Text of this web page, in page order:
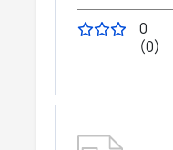
үнэлээд үзэхэд 31.5% байна. Настанд эрсдэлтэй
үрэвслийн эсрэг дааврын
мэдрэлийн
байна. 4. Настанд эрсдэлтэй эмийн хэрэлээний шалгуурт
буй настанд
0
(0)